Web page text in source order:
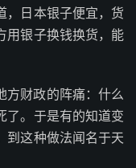
，日本银子便宜，货
用银子换钱换货，能
方财政的阵痛：什么
了。于是有的知道变
到这种做法闻名于天